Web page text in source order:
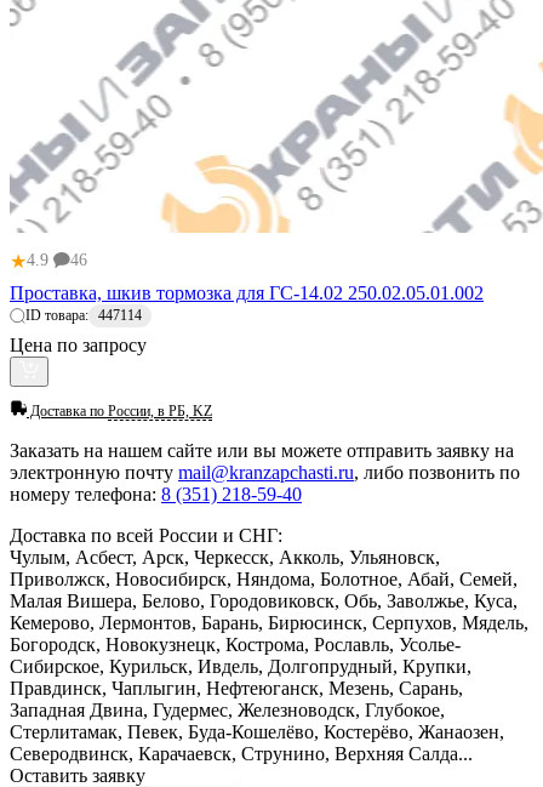
★4.9 46
Проставка, шкив тормозка для ГС-14.02 250.02.05.01.002
ID товара: 447114
Цена по запросу
Доставка по России, в РБ, KZ
Заказать на нашем сайте или вы можете отправить заявку на
электронную почту mail@kranzapchasti.ru, либо позвонить по
номеру телефона: 8 (351) 218-59-40
Доставка по всей России и СНГ:
Чулым, Асбест, Арск, Черкесск, Акколь, Ульяновск,
Приволжск, Новосибирск, Няндома, Болотное, Абай, Семей,
Малая Вишера, Белово, Городовиковск, Обь, Заволжье, Куса,
Кемерово, Лермонтов, Барань, Бирюсинск, Серпухов, Мядель,
Богородск, Новокузнецк, Кострома, Рославль, Усолье-
Сибирское, Курильск, Ивдель, Долгопрудный, Крупки,
Правдинск, Чаплыгин, Нефтеюганск, Мезень, Сарань,
Западная Двина, Гудермес, Железноводск, Глубокое,
Стерлитамак, Певек, Буда-Кошелёво, Костерёво, Жанаозен,
Северодвинск, Карачаевск, Струнино, Верхняя Салда...
Оставить заявку